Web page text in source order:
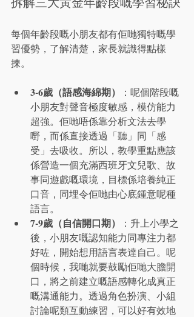
每個年齡段嘅小朋友都有佢哋獨特嘅學
習優勢，了解清楚，家長就識得點樣
揀。
3-6歲（語感海綿期）
：呢個階段嘅
小朋友對聲音極度敏感，模仿能力
超強。佢哋唔係靠分析文法去學
嘢，而係直接透過「聽」同「感
受」去吸收。所以，教學重點應該
係營造一個充滿西班牙文兒歌、故
事同遊戲嘅環境，目標係培養純正
口音，同埋令佢哋由心底鍾意呢種
語言。
7-9歲（自信開口期）
：升上小學之
後，小朋友嘅認知能力同專注力都
好咗，開始想用語言表達自己。呢
個時候，我哋就要鼓勵佢哋大膽開
口，將之前建立嘅語感轉化成真正
嘅溝通能力。透過角色扮演、小組
討論呢類互動練習，可以好有效地